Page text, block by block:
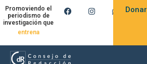
Promoviendo el
periodismo de
investigación que
entrena
Donar